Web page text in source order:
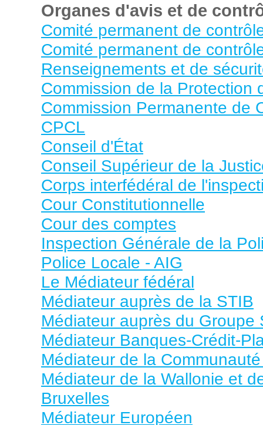
Organes d'avis et de
Comité permanent de
Comité permanent de
Renseignements et de
Commission de la Protection
Commission Permanente de
CPCL
Conseil d'État
Conseil Supérieur de la
Corps interfédéral de
Cour Constitutionnelle
Cour des comptes
Inspection Générale de la
Police Locale - AIG
Le Médiateur fédéral
Médiateur auprès de la STIB
Médiateur auprès du Groupe
Médiateur Banques-Crédit-
Médiateur de la
Médiateur de la Wallonie et
Bruxelles
Médiateur Européen